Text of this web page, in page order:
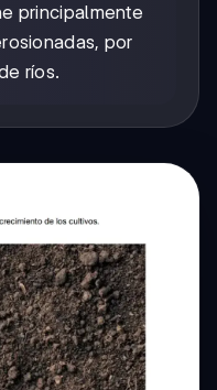
principalmente
por
ríos.